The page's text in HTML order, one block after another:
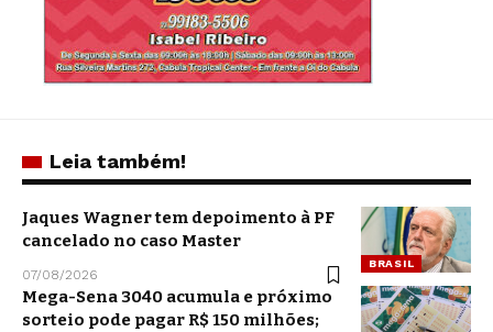
Leia também!
BRASIL
Jaques Wagner tem depoimento à PF
cancelado no caso Master
07/08/2026
Mega-Sena 3040 acumula e próximo
sorteio pode pagar R$ 150 milhões;